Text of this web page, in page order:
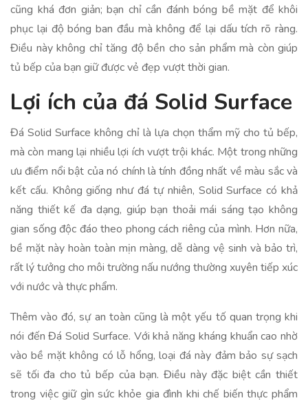
cũng khá đơn giản; bạn chỉ cần đánh bóng bề mặt để khôi
phục lại độ bóng ban đầu mà không để lại dấu tích rõ ràng.
Điều này không chỉ tăng độ bền cho sản phẩm mà còn giúp
tủ bếp của bạn giữ được vẻ đẹp vượt thời gian.
Lợi ích của đá Solid Surface
Đá Solid Surface không chỉ là lựa chọn thẩm mỹ cho tủ bếp,
mà còn mang lại nhiều lợi ích vượt trội khác. Một trong những
ưu điểm nổi bật của nó chính là tính đồng nhất về màu sắc và
kết cấu. Không giống như đá tự nhiên, Solid Surface có khả
năng thiết kế đa dạng, giúp bạn thoải mái sáng tạo không
gian sống độc đáo theo phong cách riêng của mình. Hơn nữa,
bề mặt này hoàn toàn mịn màng, dễ dàng vệ sinh và bảo trì,
rất lý tưởng cho môi trường nấu nướng thường xuyên tiếp xúc
với nước và thực phẩm.
Thêm vào đó, sự an toàn cũng là một yếu tố quan trọng khi
nói đến Đá Solid Surface. Với khả năng kháng khuẩn cao nhờ
vào bề mặt không có lỗ hổng, loại đá này đảm bảo sự sạch
sẽ tối đa cho tủ bếp của bạn. Điều này đặc biệt cần thiết
trong việc giữ gìn sức khỏe gia đình khi chế biến thực phẩm